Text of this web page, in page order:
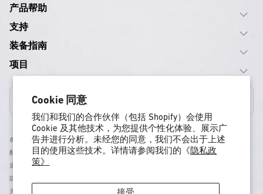
Cookie 同意
我们和我们的合作伙伴（包括 Shopify）会使用
Cookie 及其他技术，为您提供个性化体验、展示广
告并进行分析。未经您的同意，我们不会出于上述
目的使用这些技术。详情请参阅我们的《 隐私政
策》
产品帮助
支持
装备指南
项目
美国
条款与条件
配送政策
退货与退款政策
隐私政策
无障碍访问